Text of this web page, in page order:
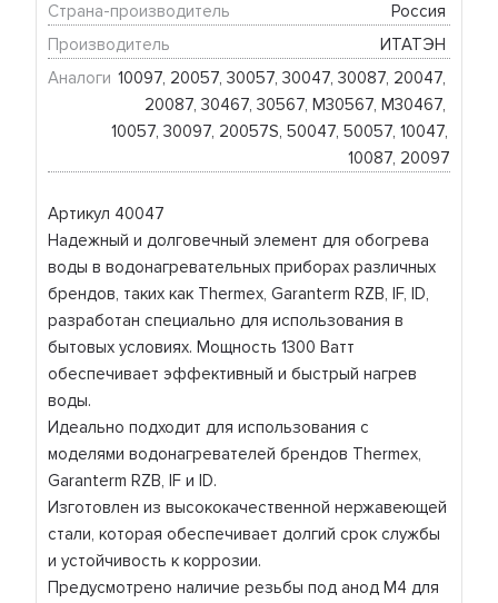
Артикул 40047
Надежный и долговечный элемент для обогрева
воды в водонагревательных приборах различных
брендов, таких как Thermex, Garanterm RZB, IF, ID,
разработан специально для использования в
бытовых условиях. Мощность 1300 Ватт
обеспечивает эффективный и быстрый нагрев
воды.
Идеально подходит для использования с
моделями водонагревателей брендов Thermex,
Garanterm RZB, IF и ID.
Изготовлен из высококачественной нержавеющей
стали, которая обеспечивает долгий срок службы
и устойчивость к коррозии.
Предусмотрено наличие резьбы под анод М4 для
Страна-производитель
Россия
Производитель
ИТАТЭН
Аналоги 10097, 20057, 30057, 30047, 30087, 20047,
20087, 30467, 30567, М30567, М30467,
10057, 30097, 20057S, 50047, 50057, 10047,
10087, 20097